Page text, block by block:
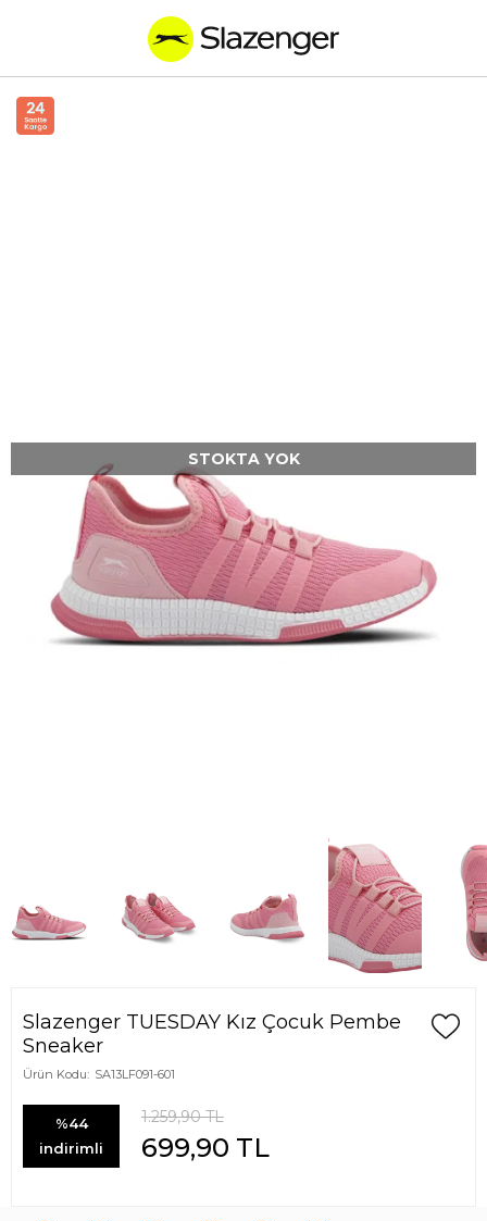
STOKTA YOK
Slazenger TUESDAY Kız Çocuk Pembe
Sneaker
Ürün Kodu: SA13LF091-601
%44
indirimli
1.259,90TL
699,90 TL